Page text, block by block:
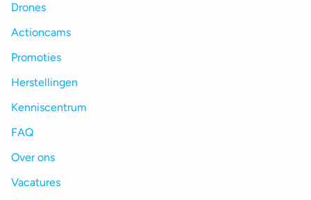
Drones
Actioncams
Promoties
Herstellingen
Kenniscentrum
FAQ
Over ons
Vacatures